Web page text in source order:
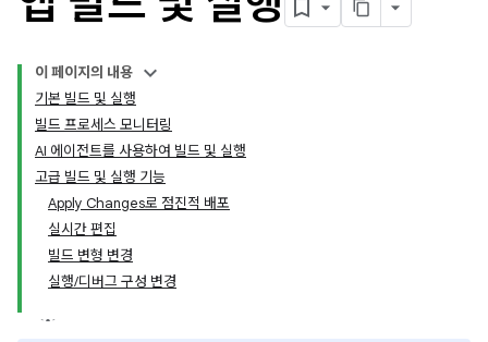
이 페이지의 내용
기본 빌드 및 실행
빌드 프로세스 모니터링
AI 에이전트를 사용하여 빌드 및 실행
고급 빌드 및 실행 기능
Apply Changes로 점진적 배포
실시간 편집
빌드 변형 변경
실행/디버그 구성 변경